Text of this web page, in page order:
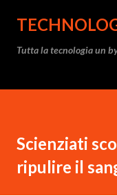
Tutta la tecnologia un
Scienziati
ripulire il